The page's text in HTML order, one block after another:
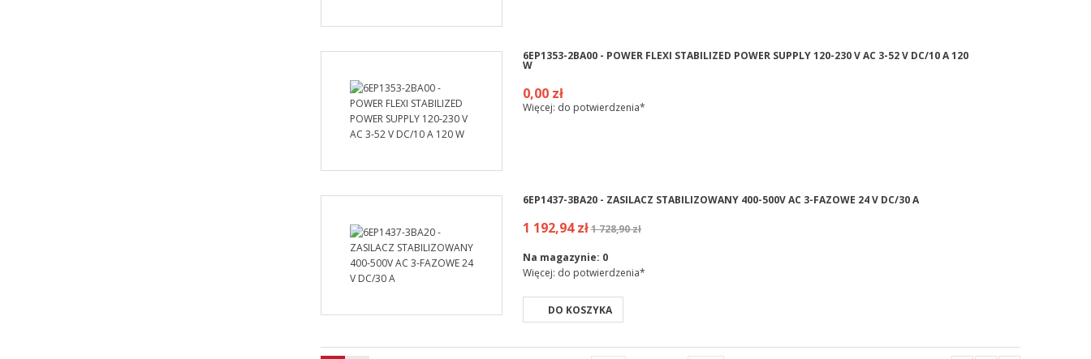
6EP1353-2BA00 - POWER FLEXI STABILIZED POWER SUPPLY 120-230 V AC 3-52 V DC/10 A 120
W
0,00 zł
Więcej: do potwierdzenia*
6EP1437-3BA20 - ZASILACZ STABILIZOWANY 400-500V AC 3-FAZOWE 24 V DC/30 A
1 192,94 zł1 728,90 zł
Na magazynie: 0
Więcej: do potwierdzenia*
DO KOSZYKA